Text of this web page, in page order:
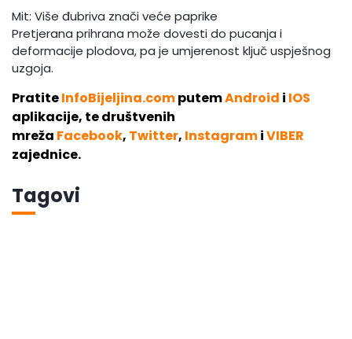
Mit: Više đubriva znači veće paprike
Pretjerana prihrana može dovesti do pucanja i
deformacije plodova, pa je umjerenost ključ uspješnog
uzgoja.
PratiteInfoBijeljina.computemAndroid i IOS
aplikacije, te društvenih
mreža Facebook, Twitter, InstagramiVIBER
zajednice.
Tagovi